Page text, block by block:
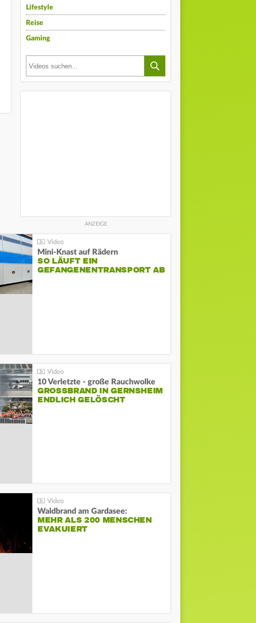
Lifestyle
Reise
Gaming
Mini-Knast auf Rädern
SO LÄUFT EIN
GEFANGENENTRANSPORT AB
10 Verletzte - große Rauchwolke
GROSSBRAND IN GERNSHEIM E
NDLICH GELÖSCHT
Waldbrand am Gardasee:
MEHR ALS 200 MENSCHEN
EVAKUIERT